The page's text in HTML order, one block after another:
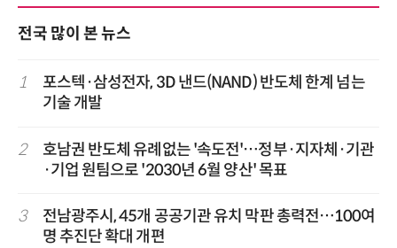
전국 많이 본 뉴스
1
포스텍·삼성전자, 3D 낸드(NAND) 반도체 한계 넘는
기술 개발
2
호남권 반도체 유례없는 '속도전'…정부·지자체·기관
·기업 원팀으로 '2030년 6월 양산' 목표
3
전남광주시, 45개 공공기관 유치 막판 총력전…100여
명 추진단 확대 개편